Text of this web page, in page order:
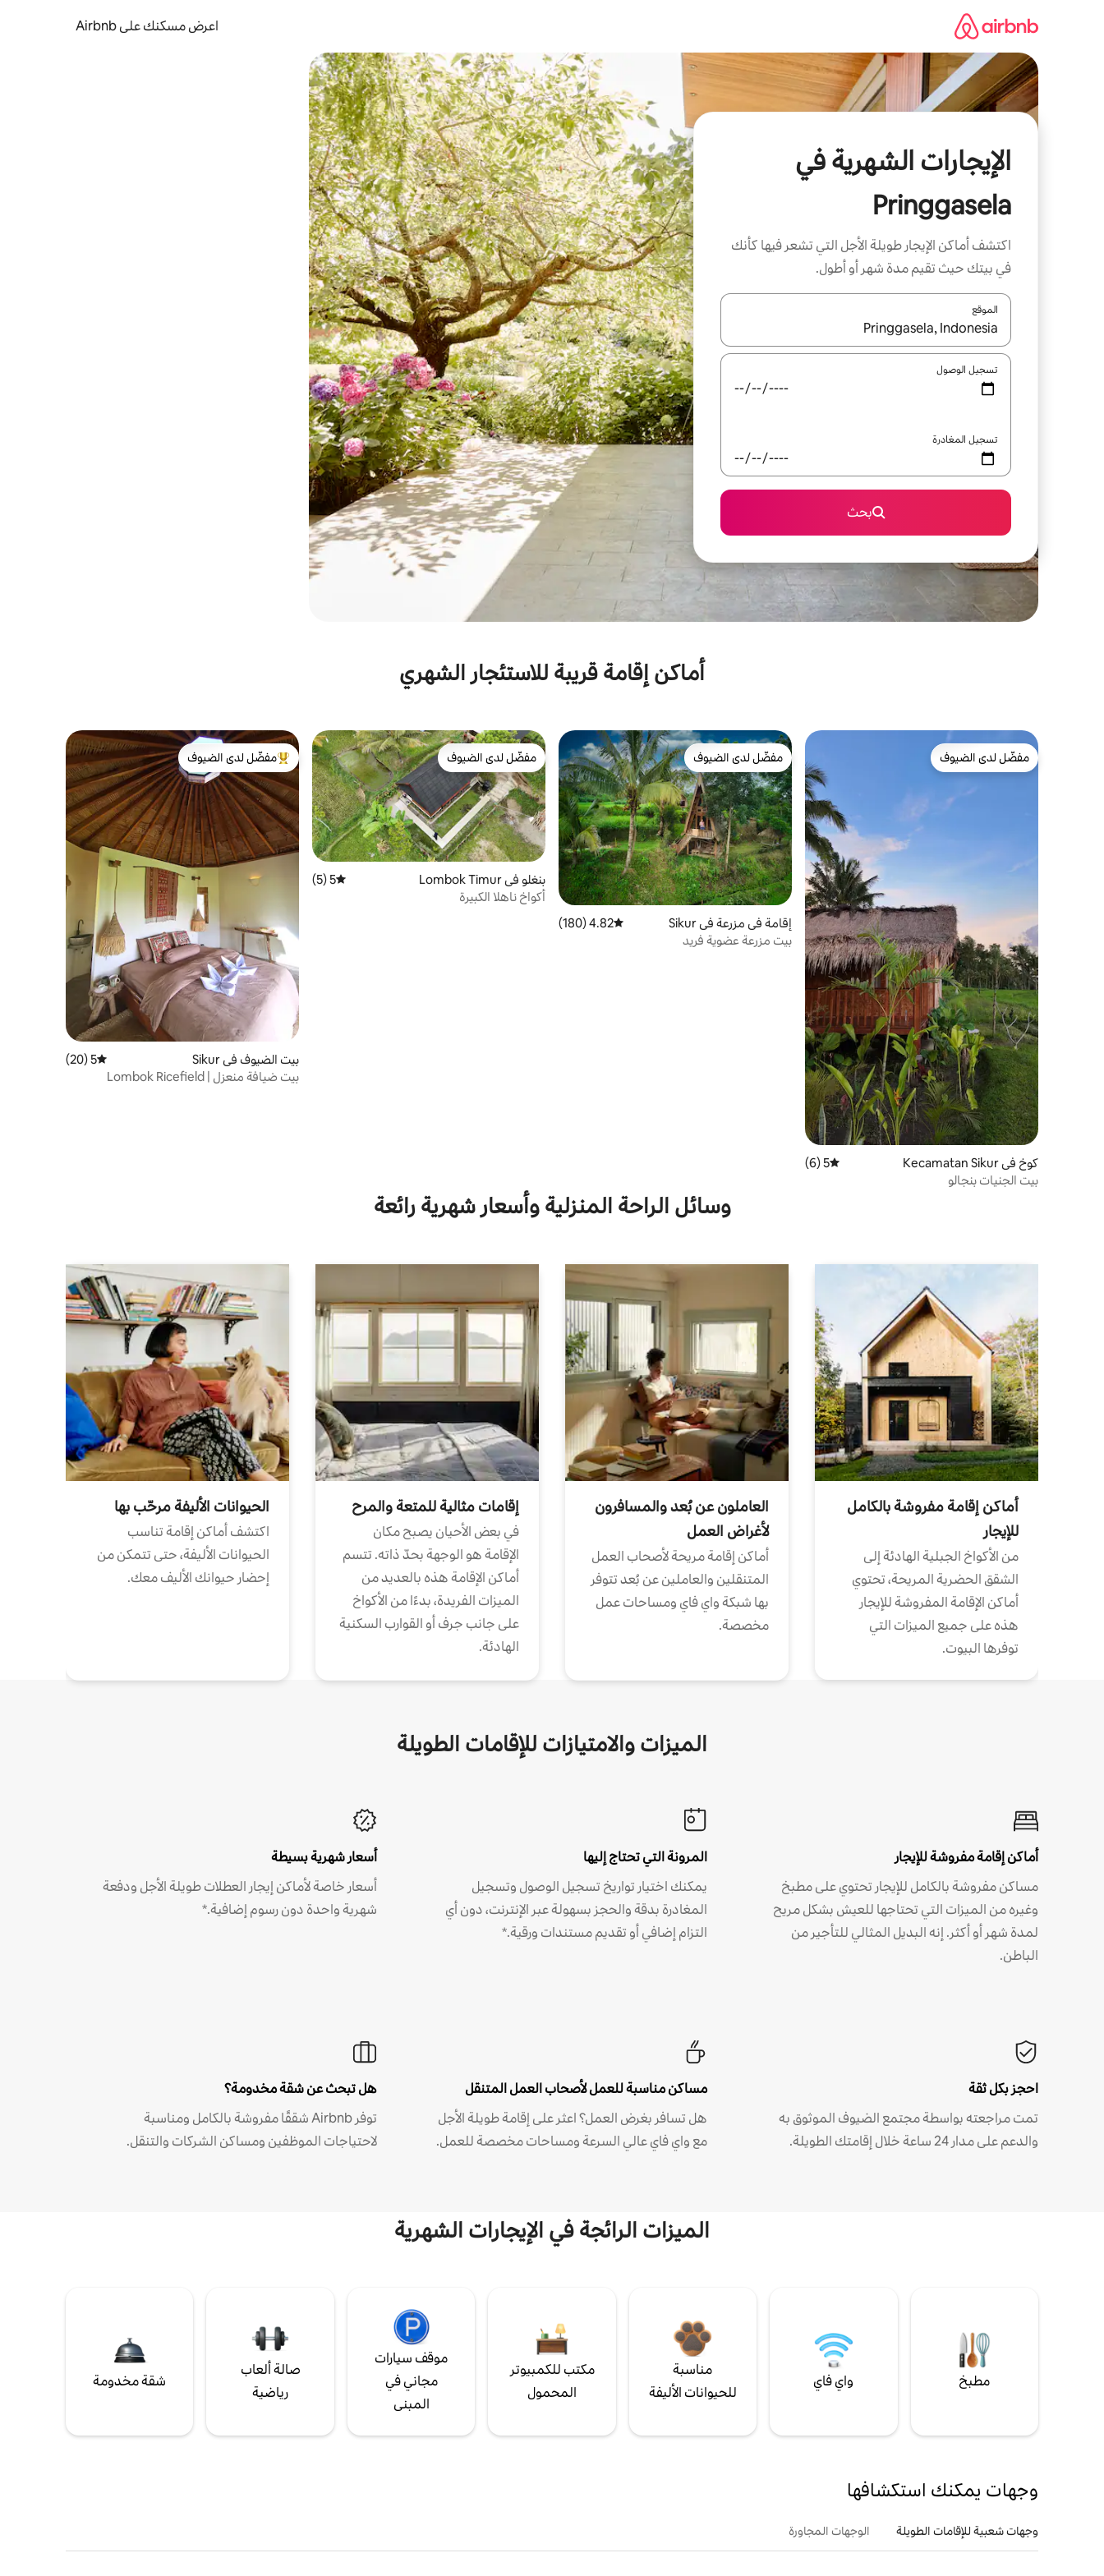
اعرض مسكنك على Airbnb
الإيجارات الشهرية في
Pringgasela
اكتشف أماكن الإيجار طويلة الأجل التي تشعر فيها كأنك
في بيتك حيث تقيم مدة شهر أو أطول.
الموقع
عند توفر النتائج، انتقل باستخدام السهمين لأعلى ولأسفل أو استكشف عن طريق اللمس أو السحب.
تسجيل الوصول
تسجيل المغادرة
بحث
أماكن إقامة قريبة للاستئجار الشهري
مفضّل لدى الضيوف
مفضّل لدى الضيوف
كوخ في Kecamatan Sikur متوسط التقييم 5 من 5، 6 مراجعات
5 (6)
بيت الجنيات بنجالو
مفضّل لدى الضيوف
مفضّل لدى الضيوف
إقامة في مزرعة في Sikur متوسط التقييم 4.82 من 5، 180 مراجعات
4.82 (180)
بيت مزرعة عضوية فريد
مفضّل لدى الضيوف
مفضّل لدى الضيوف
بنغلو في Lombok Timur متوسط التقييم 5 من 5، 5 مراجعات
5 (5)
أكواخ ناهلا الكبيرة
من أبرز البيوت المفضّلة لدى الضيوف
مفضّل لدى الضيوف
بيت الضيوف في Sikur متوسط التقييم 5 من 5، 20 مراجعات
5 (20)
بيت ضيافة منعزل | Lombok Ricefield
وسائل الراحة المنزلية وأسعار شهرية رائعة
أماكن إقامة مفروشة بالكامل
للإيجار
من الأكواخ الجبلية الهادئة إلى
الشقق الحضرية المريحة، تحتوي
أماكن الإقامة المفروشة للإيجار
هذه على جميع الميزات التي
توفرها البيوت.
العاملون عن بُعد والمسافرون
لأغراض العمل
أماكن إقامة مريحة لأصحاب العمل
المتنقلين والعاملين عن بُعد تتوفر
بها شبكة واي فاي ومساحات عمل
مخصصة.
إقامات مثالية للمتعة والمرح
في بعض الأحيان يصبح مكان
الإقامة هو الوجهة بحدّ ذاته. تتسم
أماكن الإقامة هذه بالعديد من
الميزات الفريدة، بدءًا من الأكواخ
على جانب جرف أو القوارب السكنية
الهادئة.
الحيوانات الأليفة مرحّب بها
اكتشف أماكن إقامة تناسب
الحيوانات الأليفة، حتى تتمكن من
إحضار حيوانك الأليف معك.
الميزات والامتيازات للإقامات الطويلة
أماكن إقامة مفروشة للإيجار
مساكن مفروشة بالكامل للإيجار تحتوي على مطبخ
وغيره من الميزات التي تحتاجها للعيش بشكل مريح
لمدة شهر أو أكثر. إنه البديل المثالي للتأجير من
الباطن.
المرونة التي تحتاج إليها
يمكنك اختيار تواريخ تسجيل الوصول وتسجيل
المغادرة بدقة والحجز بسهولة عبر الإنترنت، دون أي
التزام إضافي أو تقديم مستندات ورقية.*
أسعار شهرية بسيطة
أسعار خاصة لأماكن إيجار العطلات طويلة الأجل ودفعة
شهرية واحدة دون رسوم إضافية.*
احجز بكل ثقة
تمت مراجعته بواسطة مجتمع الضيوف الموثوق به
والدعم على مدار 24 ساعة خلال إقامتك الطويلة.
مساكن مناسبة للعمل لأصحاب العمل المتنقل
هل تسافر بغرض العمل؟ اعثر على إقامة طويلة الأجل
مع واي فاي عالي السرعة ومساحات مخصصة للعمل.
هل تبحث عن شقة مخدومة؟
توفر Airbnb شققًا مفروشة بالكامل ومناسبة
لاحتياجات الموظفين ومساكن الشركات والتنقل.
الميزات الرائجة في الإيجارات الشهرية
مطبخ واي فاي
مناسبة
للحيوانات الأليفة
مكتب للكمبيوتر
المحمول
موقف سيارات
مجاني في
المبنى
صالة ألعاب
رياضية
شقة مخدومة
وجهات يمكنك استكشافها
وجهات شعبية للإقامات الطويلة الوجهات المجاورة